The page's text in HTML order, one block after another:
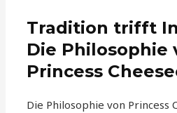
Tradition trifft
Die Philosophie
Princess
Die Philosophie von Princess